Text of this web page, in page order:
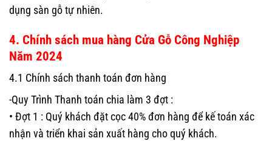
dụng sàn gỗ tự nhiên.
4. Chính sách mua hàng Cửa Gỗ Công Nghiệp
Năm 2024
4.1 Chính sách thanh toán đơn hàng
-Quy Trình Thanh toán chia làm 3 đợt :
• Đợt 1 : Quý khách đặt cọc 40% đơn hàng để kế toán xác
nhận và triển khai sản xuất hàng cho quý khách.